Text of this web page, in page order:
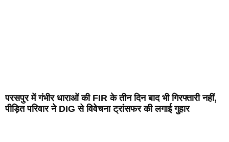
परसपुर में गंभीर धाराओं की FIR के तीन दिन बाद भी गिरफ्तारी नहीं,
पीड़ित परिवार ने DIG से विवेचना ट्रांसफर की लगाई गुहार